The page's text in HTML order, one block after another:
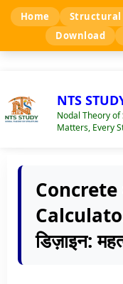
NTS
Nodal Theory
Matters, Every
Home Structural
Download
Concrete
डिज़ाइन: